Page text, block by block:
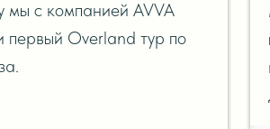
мы с компанией AVVA
первый Overland тур по